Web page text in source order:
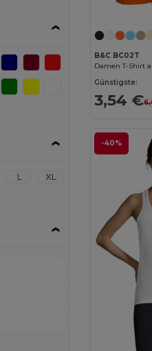
L
XL
B&C BC02T
Damen T-Shirt
Günstigste:
3,54 €
-40%